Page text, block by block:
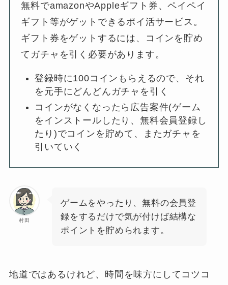
無料でamazonやAppleギフト券、ペイペイ
ギフト等がゲットできるポイ活サービス。
ギフト券をゲットするには、コインを貯め
てガチャを引く必要があります。
登録時に100コインもらえるので、それ
を元手にどんどんガチャを引く
コインがなくなったら広告案件(ゲーム
をインストールしたり、無料会員登録し
たり)でコインを貯めて、またガチャを
引いていく
村田
ゲームをやったり、無料の会員登
録をするだけで気が付けば結構な
ポイントを貯められます。
地道ではあるけれど、時間を味方にしてコツコ